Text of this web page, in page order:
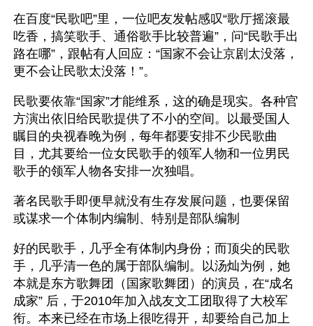
在百度“民歌吧”里，一位吧友发帖感叹“歌厅摇滚最
吃香，搞笑歌手、通俗歌手比较普遍”，问“民歌手出
路在哪”，跟帖有人回应：“国家不会让京剧太没落，
更不会让民歌太没落！”。
民歌要依靠“国家”才能维系，这的确是现实。各种官
方演出依旧给民歌提供了不小的空间。以最受国人
瞩目的央视春晚为例，每年都要安排不少民歌曲
目，尤其要给一位女民歌手的领军人物和一位男民
歌手的领军人物各安排一次独唱。
著名民歌手即便早就没有生存发展问题，也要保留
或谋求一个体制内编制、特别是部队编制
好的民歌手，几乎全有体制内身份；而顶尖的民歌
手，几乎清一色的属于部队编制。以汤灿为例，她
本就是东方歌舞团（国家歌舞团）的演员，在“成名
成家” 后，于2010年加入战友文工团取得了大校军
衔。本来已经在市场上很吃得开，却要给自己加上